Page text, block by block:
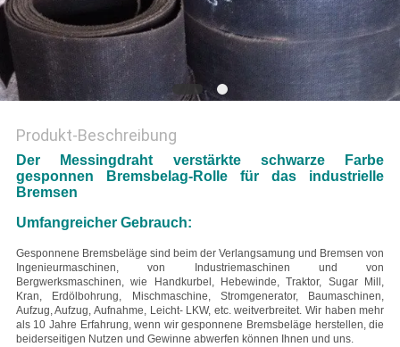
Produkt-Beschreibung
Der Messingdraht verstärkte schwarze Farbe
gesponnen Bremsbelag-Rolle für das industrielle
Bremsen
Umfangreicher Gebrauch:
Gesponnene Bremsbeläge sind beim der Verlangsamung und Bremsen von
Ingenieurmaschinen, von Industriemaschinen und von
Bergwerksmaschinen, wie Handkurbel, Hebewinde, Traktor, Sugar Mill,
Kran, Erdölbohrung, Mischmaschine, Stromgenerator, Baumaschinen,
Aufzug, Aufzug, Aufnahme, Leicht- LKW, etc. weitverbreitet. Wir haben mehr
als 10 Jahre Erfahrung, wenn wir gesponnene Bremsbeläge herstellen, die
beiderseitigen Nutzen und Gewinne abwerfen können Ihnen und uns.